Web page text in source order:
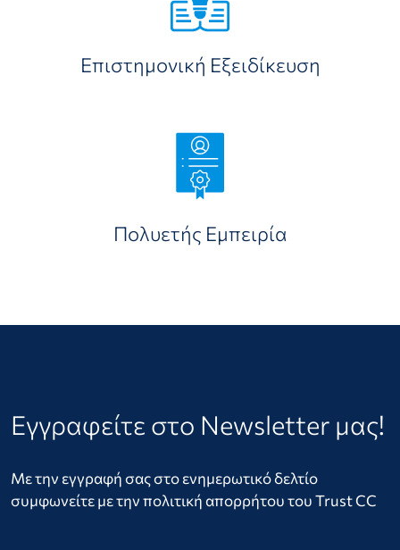
Επιστημονική Εξειδίκευση
Πολυετής Εμπειρία
Εγγραφείτε στο Newsletter μας!
Με την εγγραφή σας στο ενημερωτικό δελτίο
συμφωνείτε με την πολιτική απορρήτου του Trust CC